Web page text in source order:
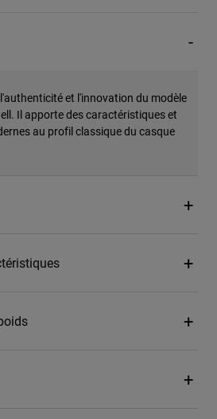
et l'innovation du modèle
Il apporte des caractéristiques et
au profil classique du casque